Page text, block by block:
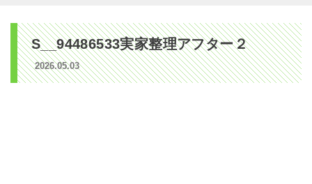
S__94486533実家整理アフター２
2026.05.03